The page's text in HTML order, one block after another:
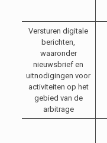
Versturen digitale
berichten,
waaronder
nieuwsbrief en
uitnodigingen voor
activiteiten op het
gebied van de
arbitrage